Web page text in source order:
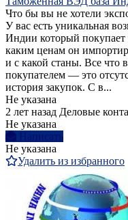
Что бы вы не хотели
У вас есть уникальная
Индии который покупает
каким ценам он
и с какой станы. Все что
покупателем — это
история закупок. С в...
Не указана
2 лет назад Деловые
Не указана
Написать
Не указана
Удалить из избранного